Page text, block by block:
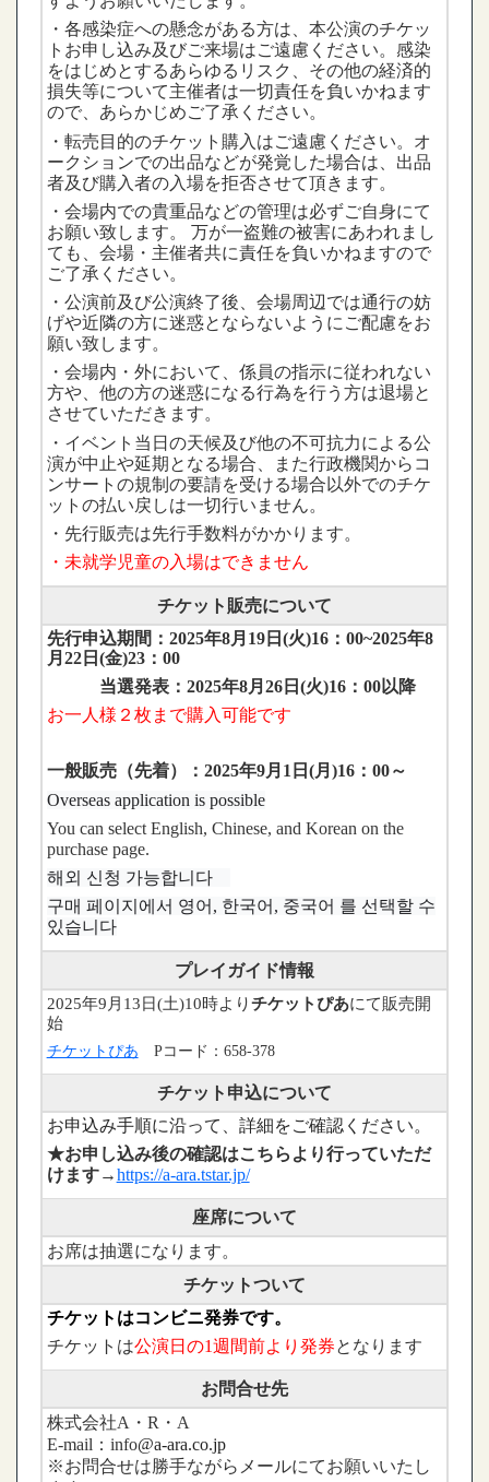
・各感染症への懸念がある方は、本公演のチケッ
トお申し込み及びご来場はご遠慮ください。感染
をはじめとするあらゆるリスク、その他の経済的
損失等について主催者は一切責任を負いかねます
ので、あらかじめご了承ください。
・転売目的のチケット購入はご遠慮ください。オ
ークションでの出品などが発覚した場合は、出品
者及び購入者の入場を拒否させて頂きます。
・会場内での貴重品などの管理は必ずご自身にて
お願い致します。 万が一盗難の被害にあわれまし
ても、会場・主催者共に責任を負いかねますので
ご了承ください。
・公演前及び公演終了後、会場周辺では通行の妨
げや近隣の方に迷惑とならないようにご配慮をお
願い致します。
・会場内・外において、係員の指示に従われない
方や、他の方の迷惑になる行為を行う方は退場と
させていただきます。
・イベント当日の天候及び他の不可抗力による公
演が中止や延期となる場合、また行政機関からコ
ンサートの規制の要請を受ける場合以外でのチケ
ットの払い戻しは一切行いません。
・先行販売は先行手数料がかかります。
・未就学児童の入場はできません
チケット販売について
先行申込期間：2025年8月19日(火)16：00~2025年8
月22日(金)23：00
当選発表：2025年8月26日(火)16：00以降
お一人様２ 枚 まで購入可能です
一般販売（先着）：2025年9月1日(月)16：00～
Overseas application is possible
You can select English, Chinese, and Korean on the
purchase page.
해외 신청 가능합니다
구매 페이지에서 영어, 한국어, 중국어 를 선택할 수
있습니다
プレイガイド情報
2025年9月13日(土)10時よりチケットぴあにて販売開
始
チケットぴあ Pコード：658-378
チケット申込について
お申込み手順に沿って、詳細をご確認ください。
★お申し込み後の確認はこちらより行っていただ
けます→https://a-ara.tstar.jp/
座席について
お席は抽選になります。
チケットついて
チケットはコンビニ発券です。
チケットは公演日の1週間前より発券となります
お問合せ先
株式会社A・R・A
E-mail：info@a-ara.co.jp
※お問合せは勝手ながらメールにてお願いいたし